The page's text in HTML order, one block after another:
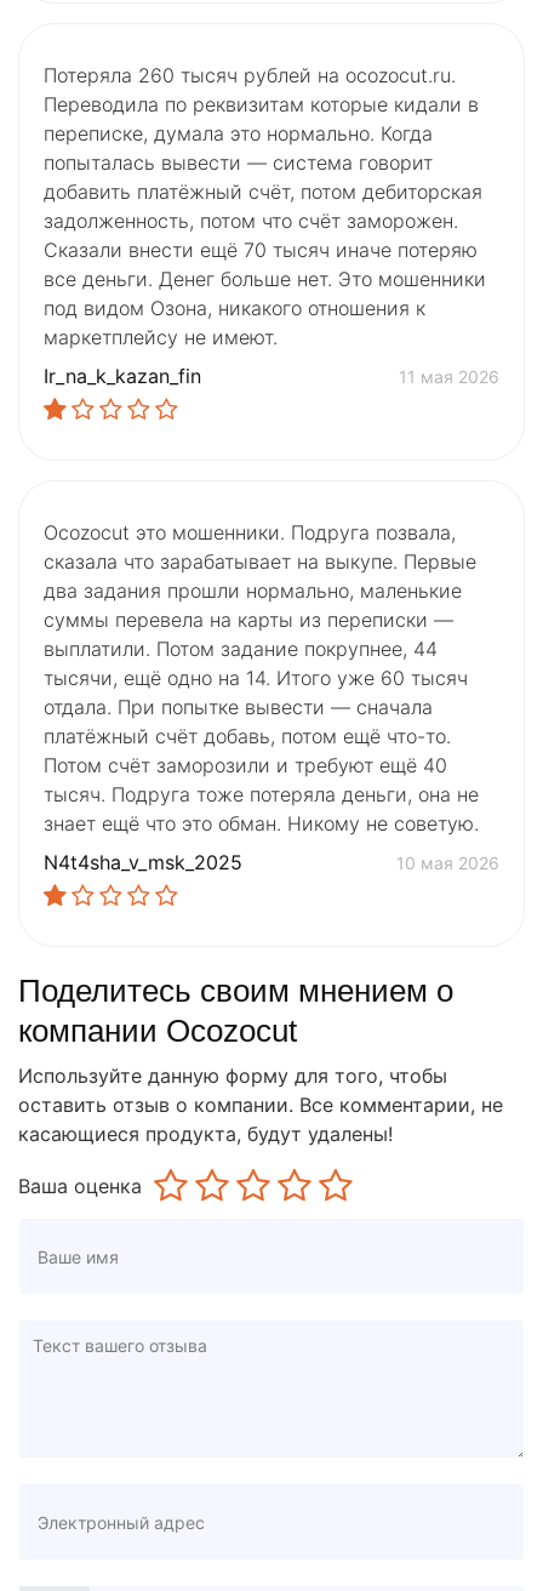
Потеряла 260 тысяч рублей на ocozocut.ru.
Переводила по реквизитам которые кидали в
переписке, думала это нормально. Когда
попыталась вывести — система говорит
добавить платёжный счёт, потом дебиторская
задолженность, потом что счёт заморожен.
Сказали внести ещё 70 тысяч иначе потеряю
все деньги. Денег больше нет. Это мошенники
под видом Озона, никакого отношения к
маркетплейсу не имеют.
Ir_na_k_kazan_fin
11 мая 2026
Ocozocut это мошенники. Подруга позвала,
сказала что зарабатывает на выкупе. Первые
два задания прошли нормально, маленькие
суммы перевела на карты из переписки —
выплатили. Потом задание покрупнее, 44
тысячи, ещё одно на 14. Итого уже 60 тысяч
отдала. При попытке вывести — сначала
платёжный счёт добавь, потом ещё что-то.
Потом счёт заморозили и требуют ещё 40
тысяч. Подруга тоже потеряла деньги, она не
знает ещё что это обман. Никому не советую.
N4t4sha_v_msk_2025
10 мая 2026
Поделитесь своим мнением о
компании Ocozocut
Используйте данную форму для того, чтобы
оставить отзыв о компании. Все комментарии, не
касающиеся продукта, будут удалены!
Ваша оценка